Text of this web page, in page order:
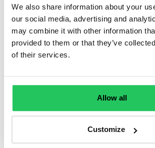
We also share information about your
our social media, advertising and
may combine it with other information
provided to them or that they’ve
of their services.
Allow all
Customize
AI- és adatvezérelt
neked, de amit idén építünk, az
valóban intelligens, önállóan